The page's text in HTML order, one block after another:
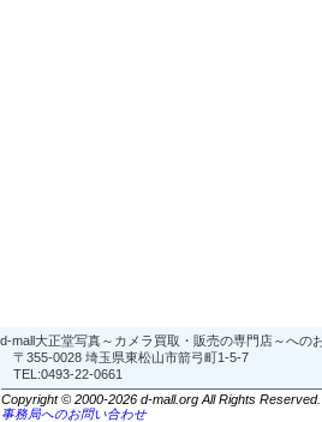
d-mall大正堂写真～カメラ買取・販売の専門店～への
〒355-0028 埼玉県東松山市箭弓町1-5-7
TEL:0493-22-0661
Copyright © 2000-2026 d-mall.org All Rights Reserved.
事務局へのお問い合わせ